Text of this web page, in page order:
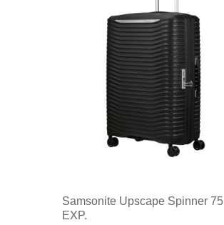
Samsonite Upscape Spinner 75
EXP.